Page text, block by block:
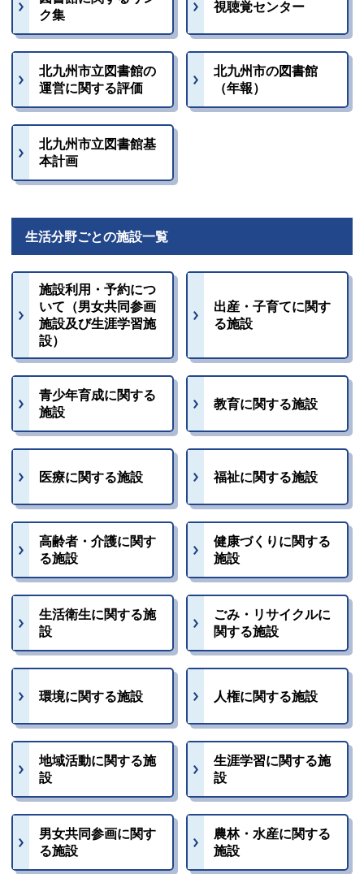
ク集
視聴覚センター
北九州市立図書館の
運営に関する評価
北九州市の図書館
（年報）
北九州市立図書館基
本計画
生活分野ごとの施設一覧
施設利用・予約につ
いて（男女共同参画
施設及び生涯学習施
設）
出産・子育てに関す
る施設
青少年育成に関する
施設
教育に関する施設
医療に関する施設 福祉に関する施設
高齢者・介護に関す
る施設
健康づくりに関する
施設
生活衛生に関する施
設
ごみ・リサイクルに
関する施設
環境に関する施設 人権に関する施設
地域活動に関する施
設
生涯学習に関する施
設
男女共同参画に関す
る施設
農林・水産に関する
施設